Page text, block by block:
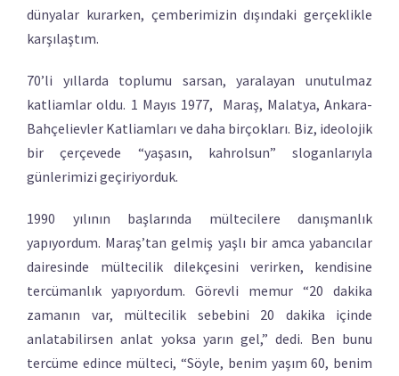
dünyalar kurarken, çemberimizin dışındaki gerçeklikle
karşılaştım.
70’li yıllarda toplumu sarsan, yaralayan unutulmaz
katliamlar oldu. 1 Mayıs 1977, Maraş, Malatya, Ankara-
Bahçelievler Katliamları ve daha birçokları. Biz, ideolojik
bir çerçevede “yaşasın, kahrolsun” sloganlarıyla
günlerimizi geçiriyorduk.
1990 yılının başlarında mültecilere danışmanlık
yapıyordum. Maraş’tan gelmiş yaşlı bir amca yabancılar
dairesinde mültecilik dilekçesini verirken, kendisine
tercümanlık yapıyordum. Görevli memur “20 dakika
zamanın var, mültecilik sebebini 20 dakika içinde
anlatabilirsen anlat yoksa yarın gel,” dedi. Ben bunu
tercüme edince mülteci, “Söyle, benim yaşım 60, benim